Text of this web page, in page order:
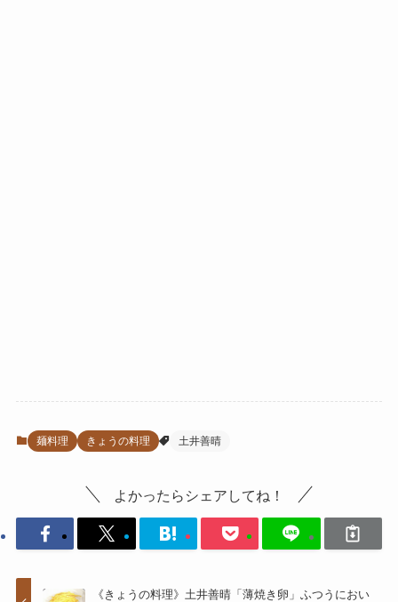
麺料理 きょうの料理 土井善晴
よかったらシェアしてね！
《きょうの料理》土井善晴「薄焼き卵」ふつうにおい